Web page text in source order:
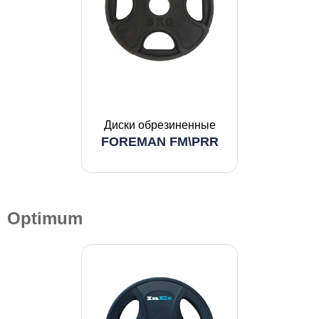
Диски обрезиненные
FOREMAN FM\PRR
Optimum